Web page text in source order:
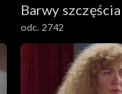
Barwy szczęścia
odc. 2742